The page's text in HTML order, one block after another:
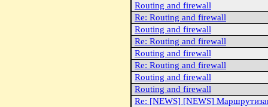
Routing and firewall
Re: Routing and firewall
Routing and firewall
Re: Routing and firewall
Routing and firewall
Re: Routing and firewall
Routing and firewall
Routing and firewall
Re: [NEWS] [NEWS]